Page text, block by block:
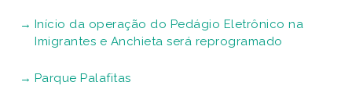
Início da operação do Pedágio Eletrônico na
Imigrantes e Anchieta será reprogramado
Parque Palafitas